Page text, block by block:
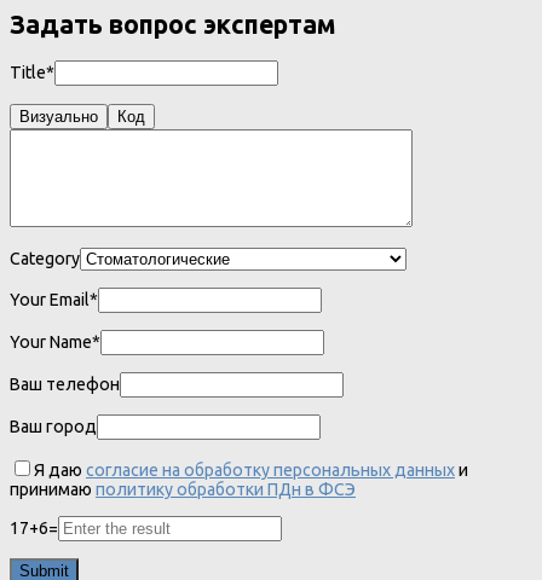
Задать вопрос экспертам
Title*
Визуально Код
Category
Your Email*
Your Name*
Ваш телефон
Ваш город
Я даю согласие на обработку персональных данныхи
принимаю политику обработки ПДн в ФСЭ
17+6=